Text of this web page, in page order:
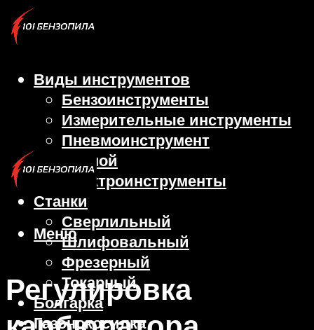
Виды инструментов
Бензоинструменты
Измерительные инструменты
Пневмоинструмент
Ручной
Электроинструменты
Станки
Сверлильный
Шлифовальный
Фрезерный
Токарный
Болгарка
Газонокосилка
Меню
Регулировка